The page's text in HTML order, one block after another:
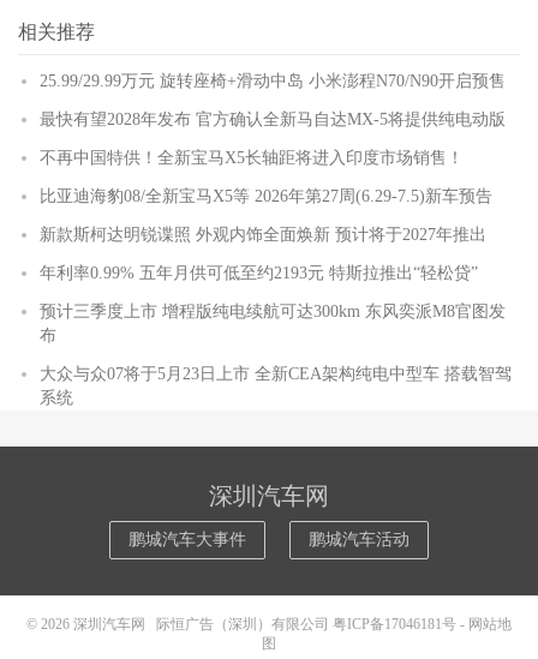
相关推荐
25.99/29.99万元 旋转座椅+滑动中岛 小米澎程N70/N90开启预售
最快有望2028年发布 官方确认全新马自达MX-5将提供纯电动版
不再中国特供！全新宝马X5长轴距将进入印度市场销售！
比亚迪海豹08/全新宝马X5等 2026年第27周(6.29-7.5)新车预告
新款斯柯达明锐谍照 外观内饰全面焕新 预计将于2027年推出
年利率0.99% 五年月供可低至约2193元 特斯拉推出“轻松贷”
预计三季度上市 增程版纯电续航可达300km 东风奕派M8官图发
布
大众与众07将于5月23日上市 全新CEA架构纯电中型车 搭载智驾
系统
深圳汽车网
鹏城汽车大事件 鹏城汽车活动
© 2026 深圳汽车网 际恒广告（深圳）有限公司 粤ICP备17046181号 - 网站地
图